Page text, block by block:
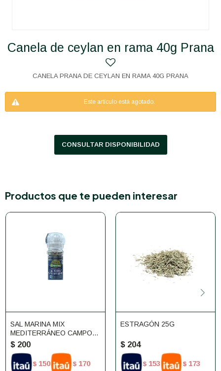
Canela de ceylan en rama 40g Prana
CANELA PRANA DE CEYLAN EN RAMA 40G PRANA
Este artículo está agotado.
CONSULTAR DISPONIBILIDAD
Productos que te pueden interesar
SAL MARINA MIX
MEDITERRÁNEO CAMPO
CLARO 45G
$ 200
$ 150 $ 170
ESTRAGÓN 25G
$ 204
$ 153 $ 173